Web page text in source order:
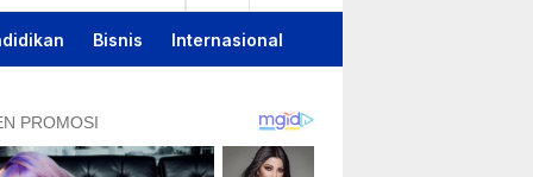
Bisnis Internasional